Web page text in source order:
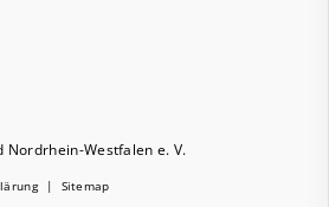
Westfalen e. V.
| Sitemap